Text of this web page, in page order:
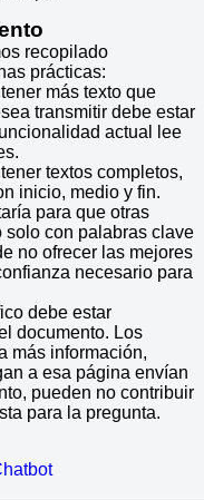
recopilado
prácticas:
más texto que
transmitir debe estar
actual lee
textos completos,
inicio, medio y fin.
para que otras
solo con palabras clave
no ofrecer las mejores
necesario para
debe estar
documento. Los
más información,
a esa página envían
pueden no contribuir
para la pregunta.